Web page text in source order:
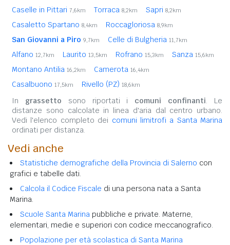
Caselle in Pittari 7,6km Torraca 8,2km Sapri 8,2km
Casaletto Spartano 8,4km Roccagloriosa 8,9km
San Giovanni a Piro 9,7km Celle di Bulgheria 11,7km
Alfano 12,7km Laurito 13,5km Rofrano 15,3km Sanza 15,6km
Montano Antilia 16,2km Camerota 16,4km
Casalbuono 17,5km Rivello (PZ) 18,6km
In grassetto sono riportati i comuni confinanti. Le
distanze sono calcolate in linea d'aria dal centro urbano.
Vedi l'elenco completo dei comuni limitrofi a Santa Marina
ordinati per distanza.
Vedi anche
Statistiche demografiche della Provincia di Salerno con
grafici e tabelle dati.
Calcola il Codice Fiscale di una persona nata a Santa
Marina.
Scuole Santa Marina pubbliche e private. Materne,
elementari, medie e superiori con codice meccanografico.
Popolazione per età scolastica di Santa Marina